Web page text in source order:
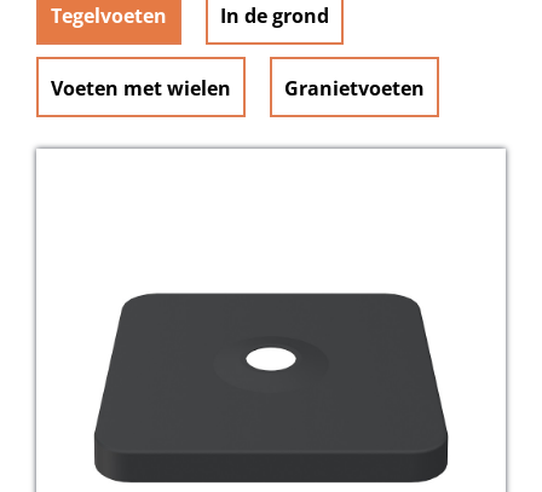
Tegelvoeten In de grond
Voeten met wielen Granietvoeten